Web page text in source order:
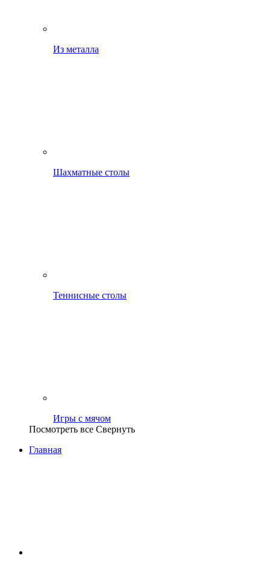
Из металла
Шахматные столы
Теннисные столы
Игры с мячом
Посмотреть все Свернуть
Главная